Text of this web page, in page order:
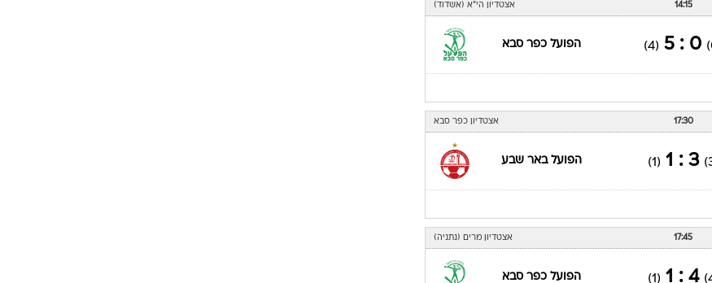
14:15 אצטדיון הי"א (אשדוד)
0 : 5
(4) הפועל כפר סבא
17:30 אצטדיון כפר סבא
3 : 1
(1) הפועל באר שבע
17:45 אצטדיון מרים (נתניה)
4 : 1
(1) הפועל כפר סבא